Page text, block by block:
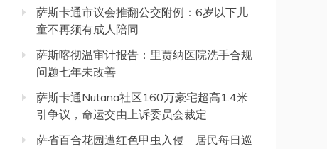
萨斯卡通市议会推翻公交附例：6岁以下儿
童不再须有成人陪同
萨斯喀彻温审计报告：里贾纳医院洗手合规
问题七年未改善
萨斯卡通Nutana社区160万豪宅超高1.4米
引争议，命运交由上诉委员会裁定
萨省百合花园遭红色甲虫入侵 居民每日巡